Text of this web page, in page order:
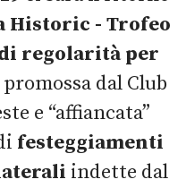
Historic - Trofeo
regolarità per
promossa dal Club
e “affiancata”
festeggiamenti
indette dal